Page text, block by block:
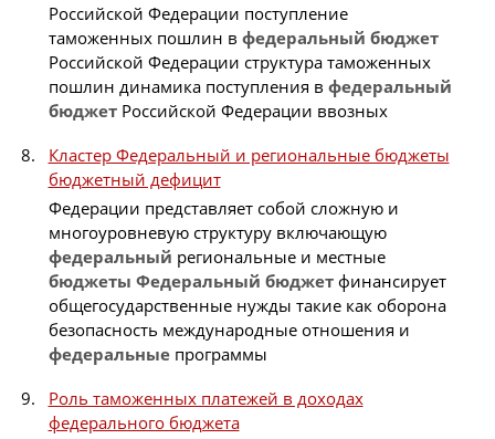
Российской Федерации поступление
таможенных пошлин в федеральный бюджет
Российской Федерации структура таможенных
пошлин динамика поступления в федеральный
бюджетРоссийской Федерации ввозных
Кластер Федеральный и региональные бюджеты
бюджетный дефицит
Федерации представляет собой сложную и
многоуровневую структуру включающую
федеральный региональные и местные
бюджеты Федеральный бюджетфинансирует
общегосударственные нужды такие как оборона
безопасность международные отношения и
федеральныепрограммы
Роль таможенных платежей в доходах
федерального бюджета